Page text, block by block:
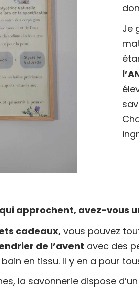
Je
approchent, avez-
cadeaux,vous pouvez
de l’avent avec des
en tissu. Il y en a pour
la savonnerie dispose